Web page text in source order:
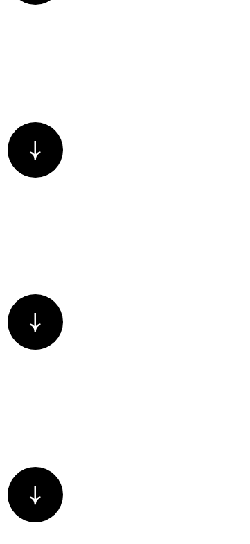
Voir plus/moins d'information sur le livre
Voir plus/moins d'information sur le livre
Voir plus/moins d'information sur le livre